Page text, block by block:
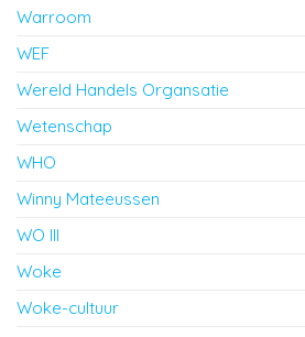
Warroom
WEF
Wereld Handels Organsatie
Wetenschap
WHO
Winny Mateeussen
WO III
Woke
Woke-cultuur